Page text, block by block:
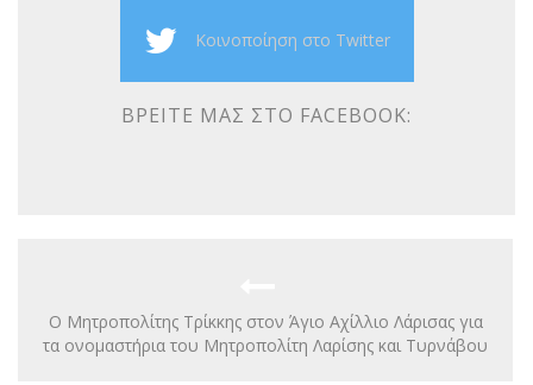
Κοινοποίηση στο Twitter
ΒΡΕΊΤΕ ΜΑΣ ΣΤΟ FACEBOOK:
Ο Μητροπολίτης Τρίκκης στον Άγιο Αχίλλιο Λάρισας για
τα ονομαστήρια του Μητροπολίτη Λαρίσης και Τυρνάβου